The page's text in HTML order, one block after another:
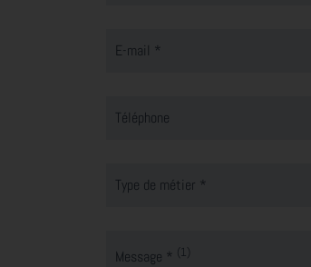
E-mail *
Téléphone
Type de métier *
Message * (1)